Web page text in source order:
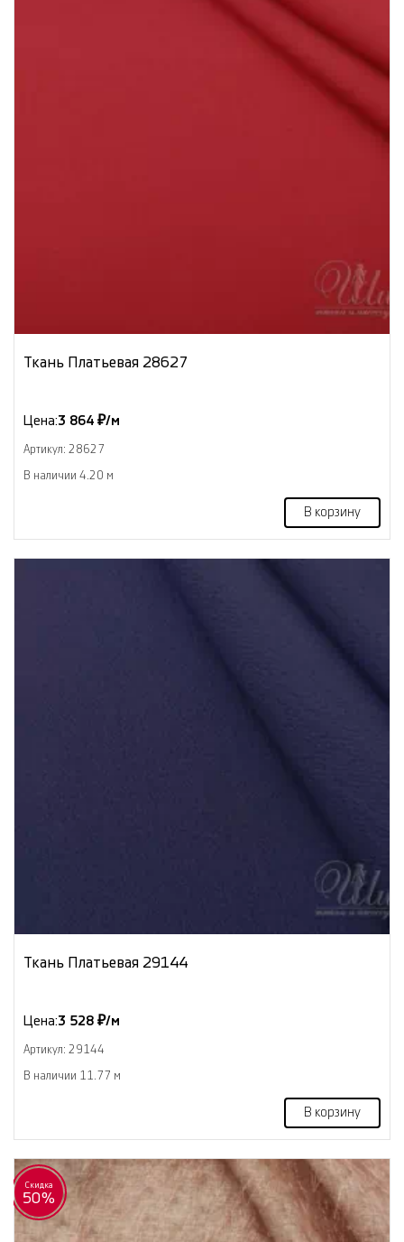
Ткань Платьевая 28627
Цена:3 864 ₽/м
Артикул: 28627
В наличии 4.20 м
В корзину
Ткань Платьевая 29144
Цена:3 528 ₽/м
Артикул: 29144
В наличии 11.77 м
В корзину
Скидка
50%